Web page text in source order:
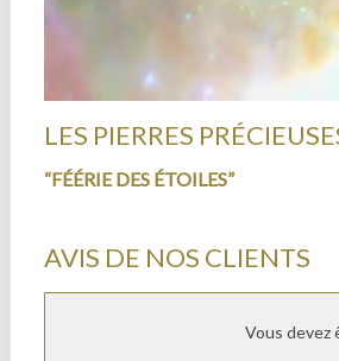
LES PIERRES
“FÉÉRIE DES ÉTOILES”
AVIS DE NOS CLIENTS
Vous devez